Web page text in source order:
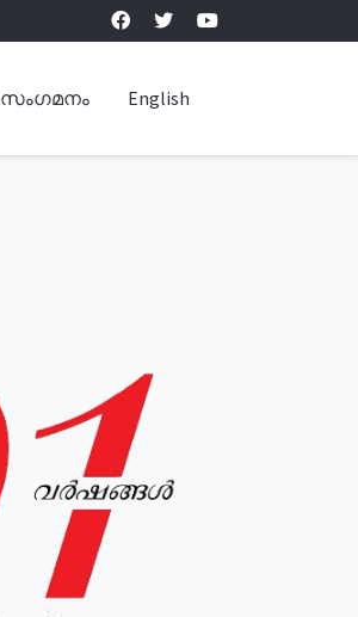
സംഗമനം English